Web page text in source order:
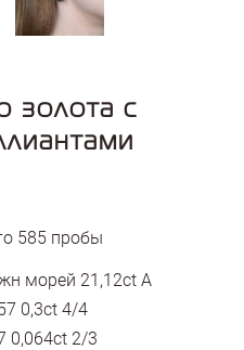
золота с
585 пробы
морей 21,12ct А
0,3ct 4/4
0,064ct 2/3